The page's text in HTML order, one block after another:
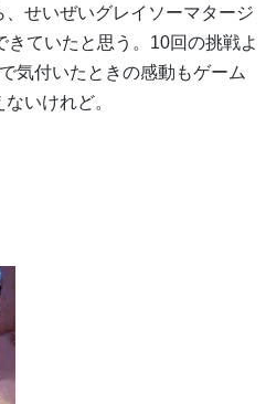
せいぜいグレイソーマタージ
ていたと思う。10回の挑戦よ
気付いたときの感動もゲーム
いけれど。